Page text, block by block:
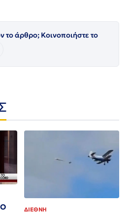
το άρθρο; Κοινοποιήστε το
Ο
ΔΙΕΘΝΗ